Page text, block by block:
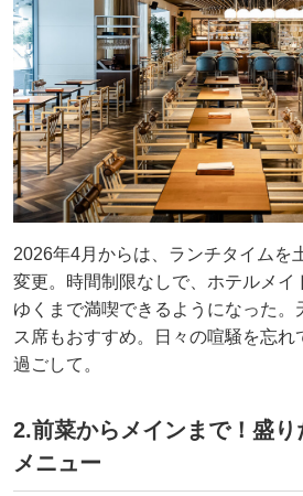
2026年4月からは、ランチタイムを
変更。時間制限なしで、ホテルメイ
ゆくまで満喫できるようになった。
ス席もおすすめ。日々の喧騒を忘れ
過ごして。
2.前菜からメインまで！盛
メニュー